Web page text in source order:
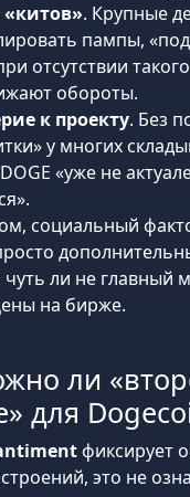
. Крупные
пампы,
отсутствии
обороты.
к проекту. Без
у многих
«уже не
социальный
чуть ли не главный
на бирже.
ли
для
фиксирует
это не